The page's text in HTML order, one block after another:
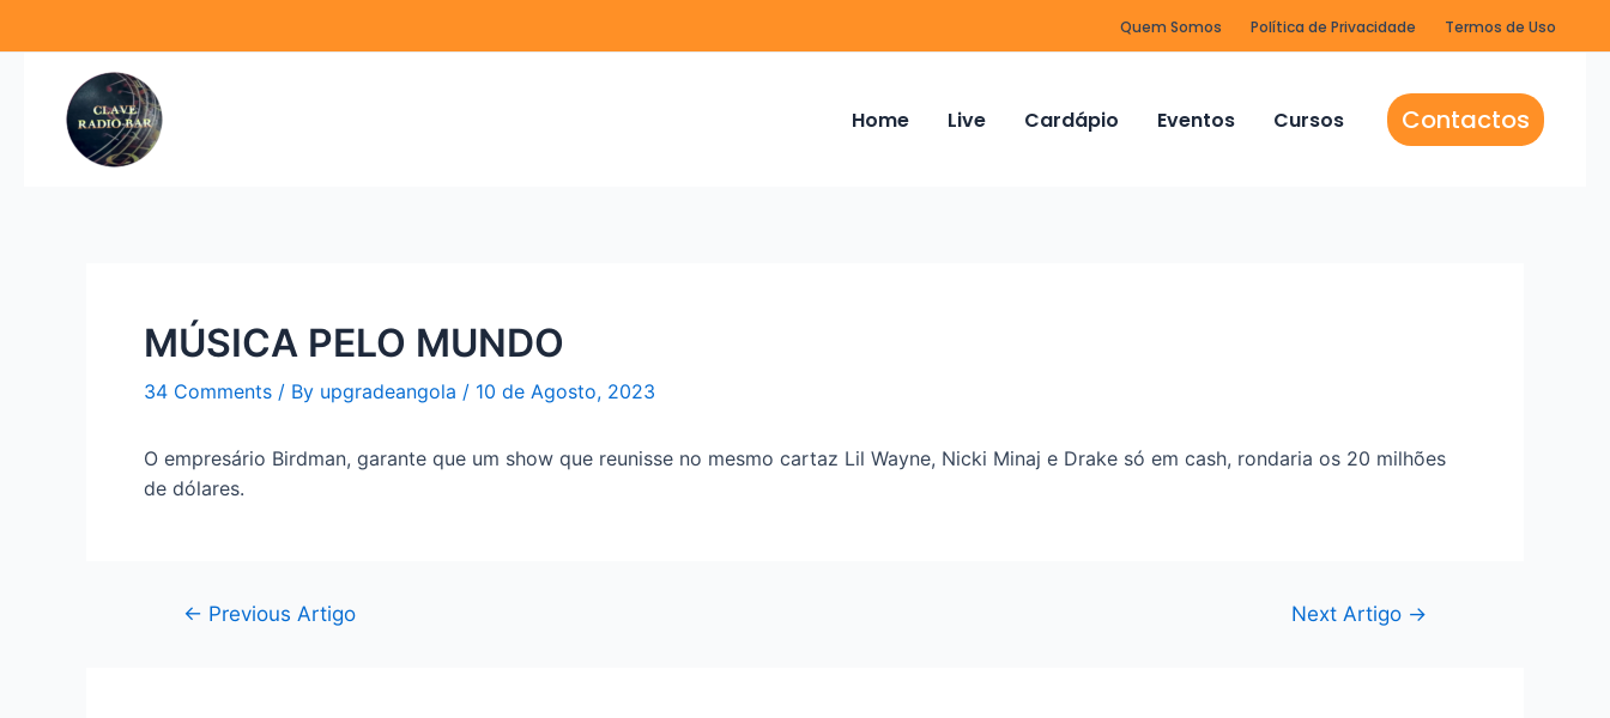
Quem Somos Política de Privacidade Termos de Uso
Home Live Cardápio Eventos Cursos Contactos
MÚSICA PELO MUNDO
34 Comments / By upgradeangola / 10 de Agosto, 2023
O empresário Birdman, garante que um show que reunisse no mesmo cartaz Lil Wayne, Nicki Minaj e Drake só em cash, rondaria os 20 milhões
de dólares.
← Previous Artigo Next Artigo →